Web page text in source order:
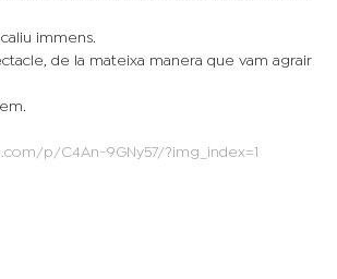
immens.
de la mateixa manera que vam agrair
p/C4An-9GNy57/?img_index=1